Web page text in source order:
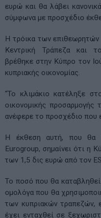
ευρώ και θα λάβει
σύμφωνα με προσχέδιο
Η τρόικα των επιθεωρητών
Κεντρική Τράπεζα και
βρέθηκε στην Κύπρο τον
κυπριακής οικονομίας.
“Το κλιμάκιο κατέληξε
οικονομικής προσαρμογής
ανέφερε το προσχέδιο που
Η έκθεση αυτή, που θα
Eurogroup, σημαίνει ότι η
των 1,5 δις ευρώ από τον
Το ποσό που θα
ομολόγα που θα
των κυπριακών τραπεζών,
έχει ενταχθεί σε